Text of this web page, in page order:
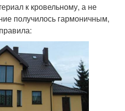
к кровельному, а не
получилось гармоничным,